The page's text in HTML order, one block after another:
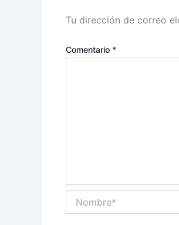
Tu dirección de correo
Comentario *